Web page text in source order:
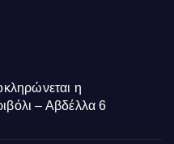
η
– Αβδέλλα 6